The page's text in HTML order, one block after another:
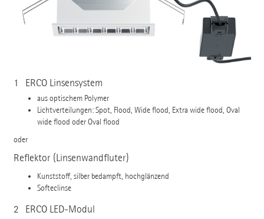
1 ERCO Linsensystem
aus optischem Polymer
Lichtverteilungen: Spot, Flood, Wide flood, Extra wide flood, Oval
wide flood oder Oval flood
oder
Reflektor (Linsenwandfluter)
Kunststoff, silber bedampft, hochglänzend
Softeclinse
2 ERCO LED-Modul